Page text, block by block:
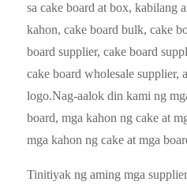
sa cake board at box, kabilang
kahon, cake board bulk, cake
board supplier, cake board
cake board wholesale supplier,
logo.Nag-aalok din kami ng
board, mga kahon ng cake at
mga kahon ng cake at mga
Tinitiyak ng aming mga